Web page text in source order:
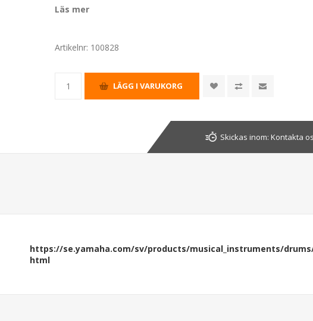
Läs mer
Artikelnr: 100828
Skickas inom: Kontakta
https://se.yamaha.com/sv/products/musical_instruments/
html